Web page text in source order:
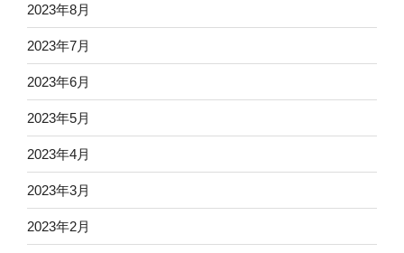
2023年8月
2023年7月
2023年6月
2023年5月
2023年4月
2023年3月
2023年2月